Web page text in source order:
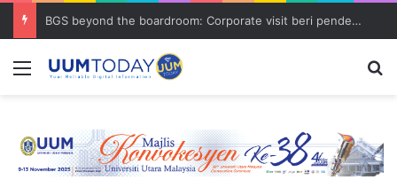
BGS beyond the boardroom: Corporate visit beri pendedahan dunia korporat kepada PELAJAR UUM
Menu